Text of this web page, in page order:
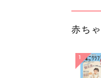
赤ち